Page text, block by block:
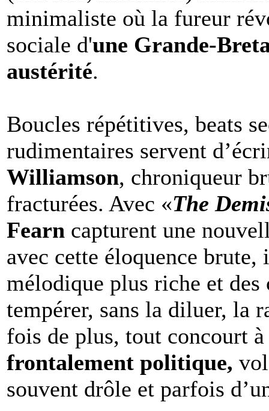
minimaliste où la fureur
sociale d'une Grande-
austérité.
Boucles répétitives, beats
rudimentaires servent
Williamson, chroniqueur
fracturées. Avec «The
Fearn capturent une
avec cette éloquence
mélodique plus riche et
tempérer, sans la diluer, la
fois de plus, tout concourt
frontalement politique,
souvent drôle et parfois